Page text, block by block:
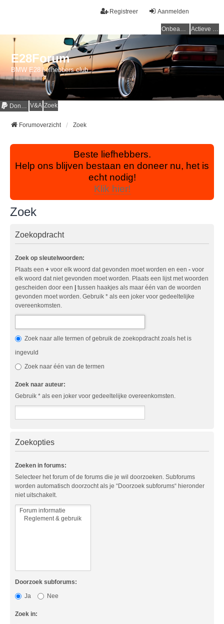
Aanmelden
Registreer
Onbeantwoorde onderwerpen Actieve onderwerpen
E28Forum
BMW E28 liefhebbers club
Donaties V&A Zoek
Forumoverzicht Zoek
Beste liefhebbers.
Help ons blijven bestaan en doneer nu, het is
echt nodig!
Klik hier!
Zoek
Zoekopdracht
Zoek op sleutelwoorden:
Plaats een + voor elk woord dat gevonden moet worden en een - voor
elk woord dat niet gevonden moet worden. Plaats een lijst met woorden
gescheiden door een
tussen haakjes als maar één van de woorden
gevonden moet worden. Gebruik * als een joker voor gedeeltelijke
overeenkomsten.
Zoek naar alle termen of gebruik de zoekopdracht zoals het is
ingevuld
Zoek naar één van de termen
Zoek naar auteur:
Gebruik * als een joker voor gedeeltelijke overeenkomsten.
Zoekopties
Zoeken in forums:
Selecteer het forum of de forums die je wil doorzoeken. Subforums
worden automatisch doorzocht als je “Doorzoek subforums“ hieronder
niet uitschakelt.
Doorzoek subforums:
Ja
Nee
Zoek in: